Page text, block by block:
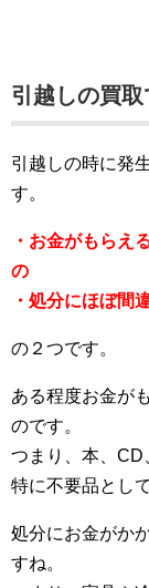
引越しの買
引越しの時に発
す。
・お金がもらえ
の
・処分にほぼ間
の２つです。
ある程度お金が
のです。
つまり、本、CD
特に不要品とし
処分にお金がか
すね。